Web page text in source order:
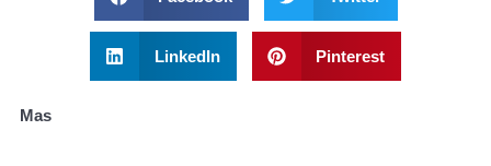
LinkedIn Pinterest
Mas